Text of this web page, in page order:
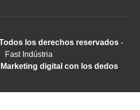
los derechos reservados-
Fast Indústria
Marketing digital con los dedos